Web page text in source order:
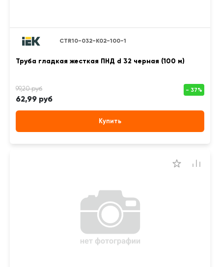
CTR10-032-K02-100-1
Труба гладкая жесткая ПНД d 32 черная (100 м)
62,99 руб
Купить